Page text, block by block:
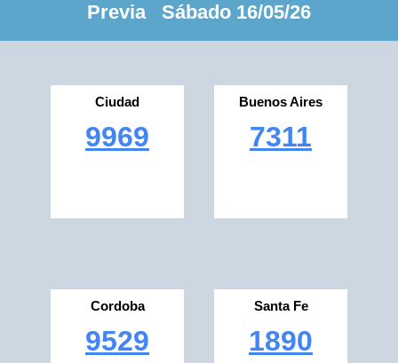
Previa Sábado 16/05/26
Ciudad
9969
Buenos Aires
7311
Cordoba
9529
Santa Fe
1890